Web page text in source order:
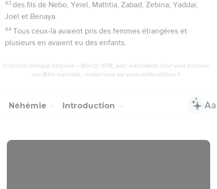
43 des fils de Nebo, Yeïel, Mattitia, Zabad, Zebina, Yaddaï,
Joël et Benaya.
44 Tous ceux-là avaient pris des femmes étrangères et
plusieurs en avaient eu des enfants.
© Société biblique française – Bibli’O, 1978, avec autorisation. Pour vous procurer
une Bible imprimée, rendez-vous sur www.editionsbiblio.fr
Néhémie Introduction